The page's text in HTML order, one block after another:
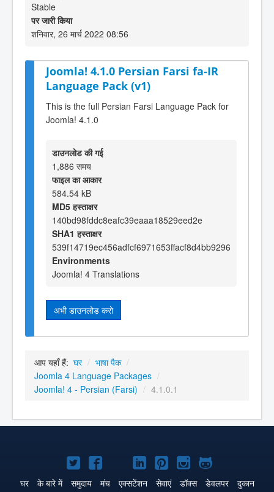
Stable
पर जारी किया
शनिवार, 26 मार्च 2022 08:56
Joomla! 4.1.0 Persian Farsi fa-IR
Language Pack (v1)
This is the full Persian Farsi Language Pack for
Joomla! 4.1.0
डाउनलोड की गई
1,886 समय
फाइल का आकार
584.54 kB
MD5 हस्ताक्षर
140bd98fddc8eafc39eaaa18529eed2e
SHA1 हस्ताक्षर
539f14719ec456adfcf6971653ffacf8d4bb9296
Environments
Joomla! 4 Translations
अभी डाउनलोड करो
आप यहाँ हैं: घर / भाषा पैक /
Joomla 4 Language Packages /
Joomla! 4 - Persian (Farsi) / 4.1.0.1
Joomla!
Twitter
Joomla!
Facebook
Joomla!
GitHub
Joomla!
LinkedIn
Joomla!
Pinterest
Joomla!
Instagram
Joomla!
GitHub
घर के बारे में समुदाय मंच एक्सटेंशन सेवाएं डॉक्स डेवलपर दुकान